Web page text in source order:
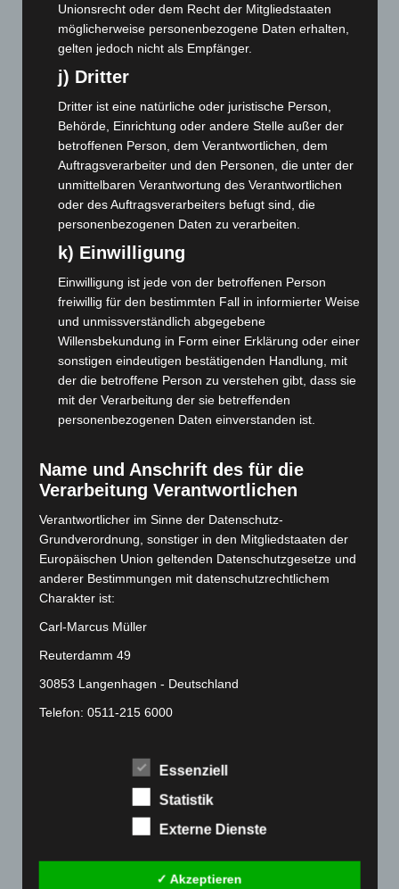
November 2023(130)
Oktober 2023
(114)
September 2023
Juli 2023(118)
Juni 2023(142)
Mai 2023(139)
April 2023(155)
März 2023(174)
Februar 2023(154)
Januar 2023(140)
Dezember 2022 (130)
November 2022(167)
Oktober 2022(166)
September 2022(205)
August 2022(166)
Juni 2022(167)
Mai 2022 (177)
April 2022(198)
März 2022
(221)
Februar 2022(189)
Januar 2022 (190)
Dezember 2021(204)
November 2021(215)
Oktober 2021(171)
September 2021(180)
Unionsrecht oder dem Recht der Mitgliedstaaten
möglicherweise personenbezogene Daten erhalten,
gelten jedoch nicht als Empfänger.
j) Dritter
Dritter ist eine natürliche oder juristische Person,
Behörde, Einrichtung oder andere Stelle außer der
betroffenen Person, dem Verantwortlichen, dem
Auftragsverarbeiter und den Personen, die unter der
unmittelbaren Verantwortung des Verantwortlichen
oder des Auftragsverarbeiters befugt sind, die
personenbezogenen Daten zu verarbeiten.
k) Einwilligung
Einwilligung ist jede von der betroffenen Person
freiwillig für den bestimmten Fall in informierter Weise
und unmissverständlich abgegebene
Willensbekundung in Form einer Erklärung oder einer
sonstigen eindeutigen bestätigenden Handlung, mit
der die betroffene Person zu verstehen gibt, dass sie
mit der Verarbeitung der sie betreffenden
personenbezogenen Daten einverstanden ist.
Name und Anschrift des für die
Verarbeitung Verantwortlichen
Verantwortlicher im Sinne der Datenschutz-
Grundverordnung, sonstiger in den Mitgliedstaaten der
Europäischen Union geltenden Datenschutzgesetze und
anderer Bestimmungen mit datenschutzrechtlichem
Charakter ist:
Carl-Marcus Müller
Reuterdamm 49
30853 Langenhagen - Deutschland
Telefon: 0511-215 6000
Textdateien, welche über einen Internetbrowser auf
einem Computersystem abgelegt und gespeichert
Essenziell
Statistik
Externe Dienste
✓ Akzeptieren